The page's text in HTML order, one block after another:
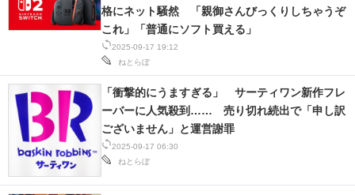
2025-09-17 19:12
ねとらぼ
格にネット騒然 「親御さんびっくりしちゃうぞ
これ」「普通にソフト買える」
2025-09-17 06:30
ねとらぼ
「衝撃的にうますぎる」 サーティワン新作フレ
ーバーに人気殺到…… 売り切れ続出で「申し訳
ございません」と運営謝罪